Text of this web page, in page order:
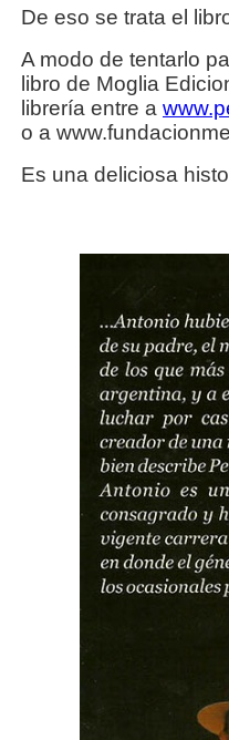
De eso se trata el
A modo de tentarlo
libro de Moglia
librería entre a
o a
Es una deliciosa